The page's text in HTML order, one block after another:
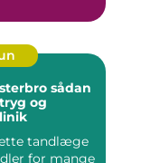
sådan
og
tandlæge
for mange